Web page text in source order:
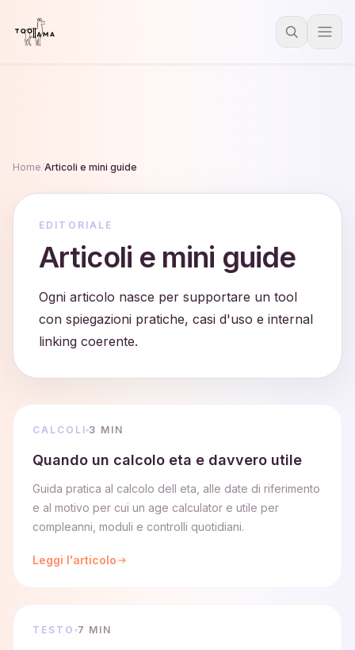
Home Articoli e mini guide
EDITORIALE
Articoli e mini guide
Ogni articolo nasce per supportare un tool
con spiegazioni pratiche, casi d'uso e internal
linking coerente.
CALCOLI 3 MIN
Quando un calcolo eta e davvero utile
Guida pratica al calcolo dell eta, alle date di riferimento
e al motivo per cui un age calculator e utile per
compleanni, moduli e controlli quotidiani.
Leggi l'articolo
TESTO 7 MIN